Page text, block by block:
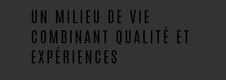
UN MILIEU DE VIE
COMBINANT QUALITÉ ET
EXPÉRIENCES